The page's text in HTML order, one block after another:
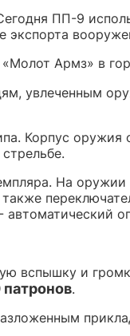
ПП-9
Армз» в
увлеченным
Корпус оружия
На оружии
вспышку и
патронов.